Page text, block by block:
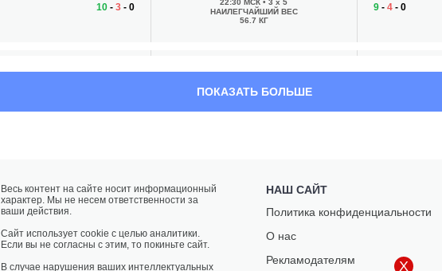
10- 3- 0
НАИЛЕГЧАЙШИЙ ВЕС
56.7 КГ
9 -4 - 0
РАДОВАН
9-6- 0
3 x 5
СРЕДНИЙ ВЕС
РАСКА
ПОКАЗАТЬ БОЛЬШЕ
Весь контент на сайте носит информационный
характер. Мы не несем ответственности за
ваши действия.
Сайт использует cookie с целью аналитики.
Если вы не согласны с этим, то покиньте сайт.
В случае нарушения ваших интеллектуальных
НАШ САЙТ
Политика конфиденциальности
О нас
Рекламодателям
X